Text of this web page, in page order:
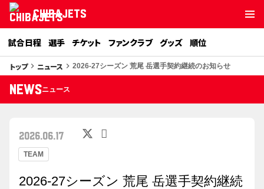
CHIBAJETS
試合日程 選手 チケット ファンクラブ グッズ 順位
トップkeyboard_arrow_right ニュース keyboard_arrow_right 2026-27シーズン 荒尾 岳選手契約継続のお知らせ
NEWSニュース
TEAM
2026.06.17
2026-27シーズン 荒尾 岳選手契約継続